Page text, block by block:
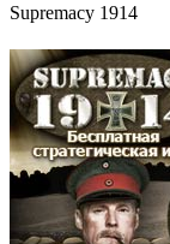
Supremacy 1914